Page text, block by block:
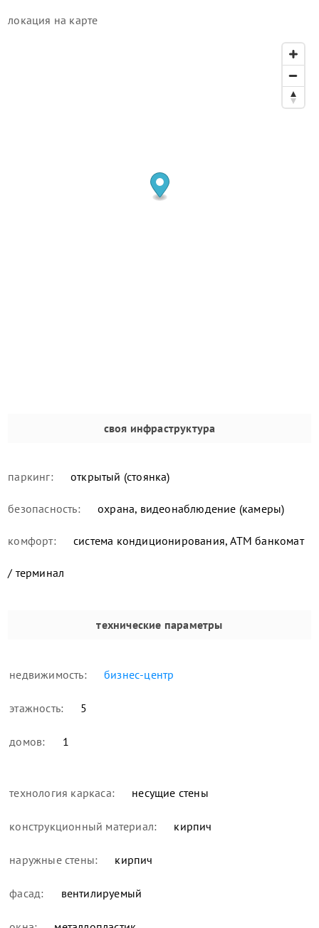
локация на карте
своя инфраструктура
паркинг: открытый (стоянка)
безопасность: охрана, видеонаблюдение (камеры)
комфорт: система кондиционирования, ATM банкомат
/ терминал
технические параметры
недвижимость: бизнес-центр
этажность: 5
домов: 1
технология каркаса: несущие стены
конструкционный материал: кирпич
наружные стены: кирпич
фасад: вентилируемый